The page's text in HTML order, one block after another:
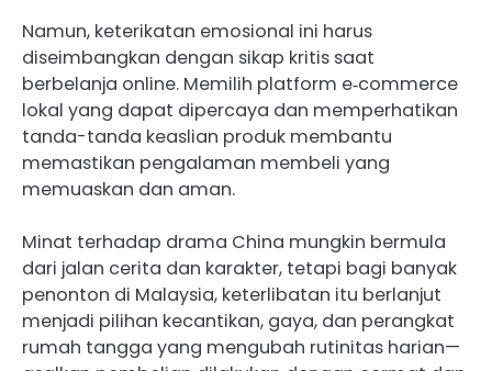
Namun, keterikatan emosional ini harus
diseimbangkan dengan sikap kritis saat
berbelanja online. Memilih platform e‑commerce
lokal yang dapat dipercaya dan memperhatikan
tanda-tanda keaslian produk membantu
memastikan pengalaman membeli yang
memuaskan dan aman.
Minat terhadap drama China mungkin bermula
dari jalan cerita dan karakter, tetapi bagi banyak
penonton di Malaysia, keterlibatan itu berlanjut
menjadi pilihan kecantikan, gaya, dan perangkat
rumah tangga yang mengubah rutinitas harian—